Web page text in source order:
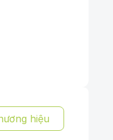
hiệu